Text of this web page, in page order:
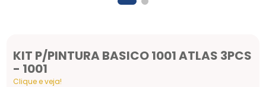
KIT P/PINTURA BASICO 1001 ATLAS 3PCS
- 1001
Clique e veja!